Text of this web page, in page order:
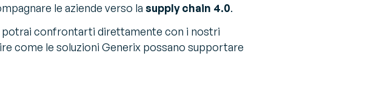
le aziende verso la supply chain 4.0.
potrai confrontarti direttamente con i nostri
come le soluzioni Generix possano supportare